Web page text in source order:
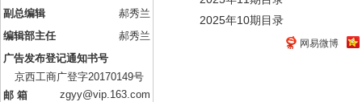
副总编辑
郝秀兰
编辑部主任
郝秀兰
广告发布登记通知书号
京西工商广登字20170149号
邮 箱
zgyy@vip.163.com
2025年10期目录
网易微博